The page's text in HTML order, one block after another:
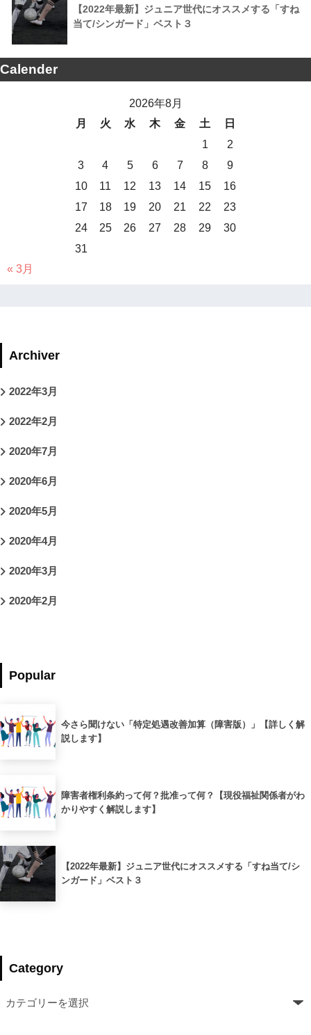
【2022年最新】ジュニア世代にオススメする「すね
当て/シンガード」ベスト３
Calender
2026年8月
月
火 水 木 金 土
日
1
2
3
4 5 6 7 8
9
10
11 12 13 14 15
16
17
18 19 20 21 22
23
24
25 26 27 28 29
30
31
« 3月
Archiver
2022年3月
2022年2月
2020年7月
2020年6月
2020年5月
2020年4月
2020年3月
2020年2月
Popular
今さら聞けない「特定処遇改善加算（障害版）」【詳しく解
説します】
障害者権利条約って何？批准って何？【現役福祉関係者がわ
かりやすく解説します】
【2022年最新】ジュニア世代にオススメする「すね当て/シ
ンガード」ベスト３
Category